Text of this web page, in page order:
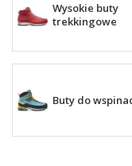
Wysokie buty
trekkingowe
Buty do